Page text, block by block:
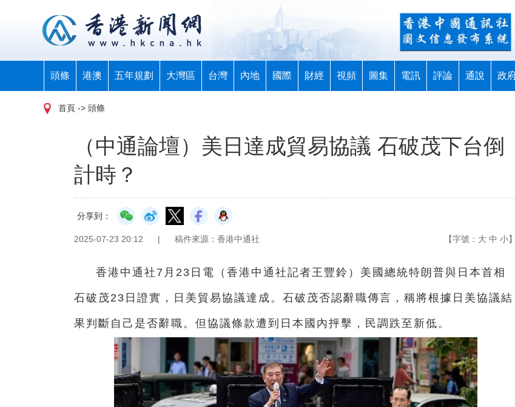
頭條 港澳 五年規劃 大灣區 台灣 內地 國際 財經 視頻 圖集 電訊 評論 通說 政
首頁 -> 頭條
（中通論壇）美日達成貿易協議 石破茂下台倒
計時？
分享到：
2025-07-23 20:12 | 稿件來源：香港中通社 【字號： 大 中 小】
香港中通社7月23日電（ 香港中通社記者王豐鈴 ） 美國總統特朗普與日本首相
石破茂23日證實，日美貿易協議達成。石破茂否認辭職傳言，稱將根據日美協議結
果判斷自己是否辭職。但協議條款遭到日本國內抨擊，民調跌至新低。